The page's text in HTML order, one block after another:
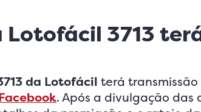
Lotofácil 3713
da Lotofácil terá
. Após a divulgação das